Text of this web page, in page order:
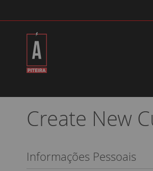
para
conteúdo
Create New
Informações Pessoais